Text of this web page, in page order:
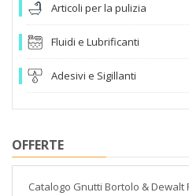
Articoli per la pulizia
Fluidi e Lubrificanti
Adesivi e Sigillanti
OFFERTE
Catalogo Gnutti Bortolo & Dewalt